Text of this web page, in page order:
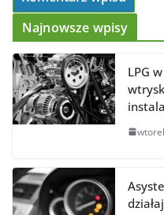
Najnowsze wpisy
LPG